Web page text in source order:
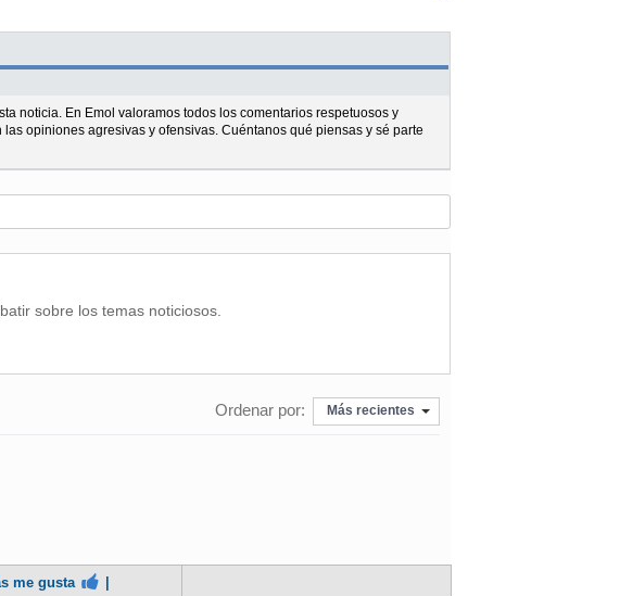
noticia. En Emol valoramos todos los comentarios respetuosos y
opiniones agresivas y ofensivas. Cuéntanos qué piensas y sé parte
sobre los temas noticiosos.
Ordenar por: Más recientes
me gusta |